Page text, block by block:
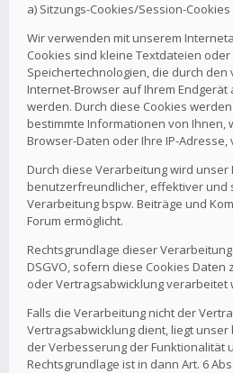
a) Sitzungs-Cookies/Session-Cookies
Wir verwenden mit unserem
Cookies sind kleine Textdateien
Speichertechnologien, die durch
Internet-Browser auf Ihrem
werden. Durch diese Cookies
bestimmte Informationen von Ihnen,
Browser-Daten oder Ihre IP-Adresse,
Durch diese Verarbeitung wird
benutzerfreundlicher, effektiver und
Verarbeitung bspw. Beiträge und
Forum ermöglicht.
Rechtsgrundlage dieser Verarbeitung
DSGVO, sofern diese Cookies
oder Vertragsabwicklung verarbeitet
Falls die Verarbeitung nicht der
Vertragsabwicklung dient, liegt
der Verbesserung der Funktionalität
Rechtsgrundlage ist in dann Art. 6